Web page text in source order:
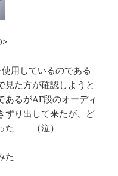
用しているのである
見た方が確認しようと
あるがAF段のオーディ
ずり出して来たが、ど
った （泣）
た